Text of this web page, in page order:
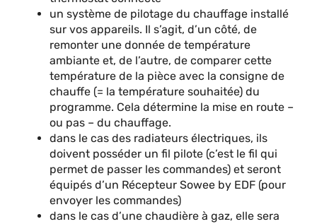
un système de pilotage du chauffage installé
sur vos appareils. Il s’agit, d’un côté, de
remonter une donnée de température
ambiante et, de l’autre, de comparer cette
température de la pièce avec la consigne de
chauffe (= la température souhaitée) du
programme. Cela détermine la mise en route –
ou pas – du chauffage.
dans le cas des radiateurs électriques, ils
doivent posséder un fil pilote (c’est le fil qui
permet de passer les commandes) et seront
équipés d’un Récepteur Sowee by EDF (pour
envoyer les commandes)
dans le cas d’une chaudière à gaz, elle sera